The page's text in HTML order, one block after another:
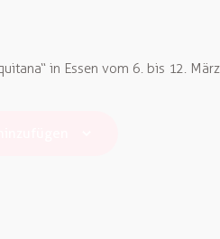
in Essen vom 6. bis 12.